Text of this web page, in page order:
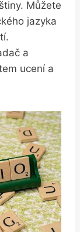
Můžete
jazyka
a
ucení a